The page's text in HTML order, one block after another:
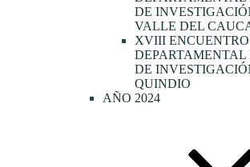
DE
VALLE DEL
XVIII ENCUENTRO
DEPARTAMENTAL
DE
QUINDIO
AÑO 2024